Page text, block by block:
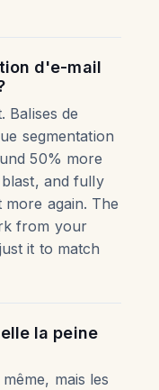
d'e-mail
Balises de
segmentation
50% more
and fully
again. The
from your
it to match
la peine
mais les